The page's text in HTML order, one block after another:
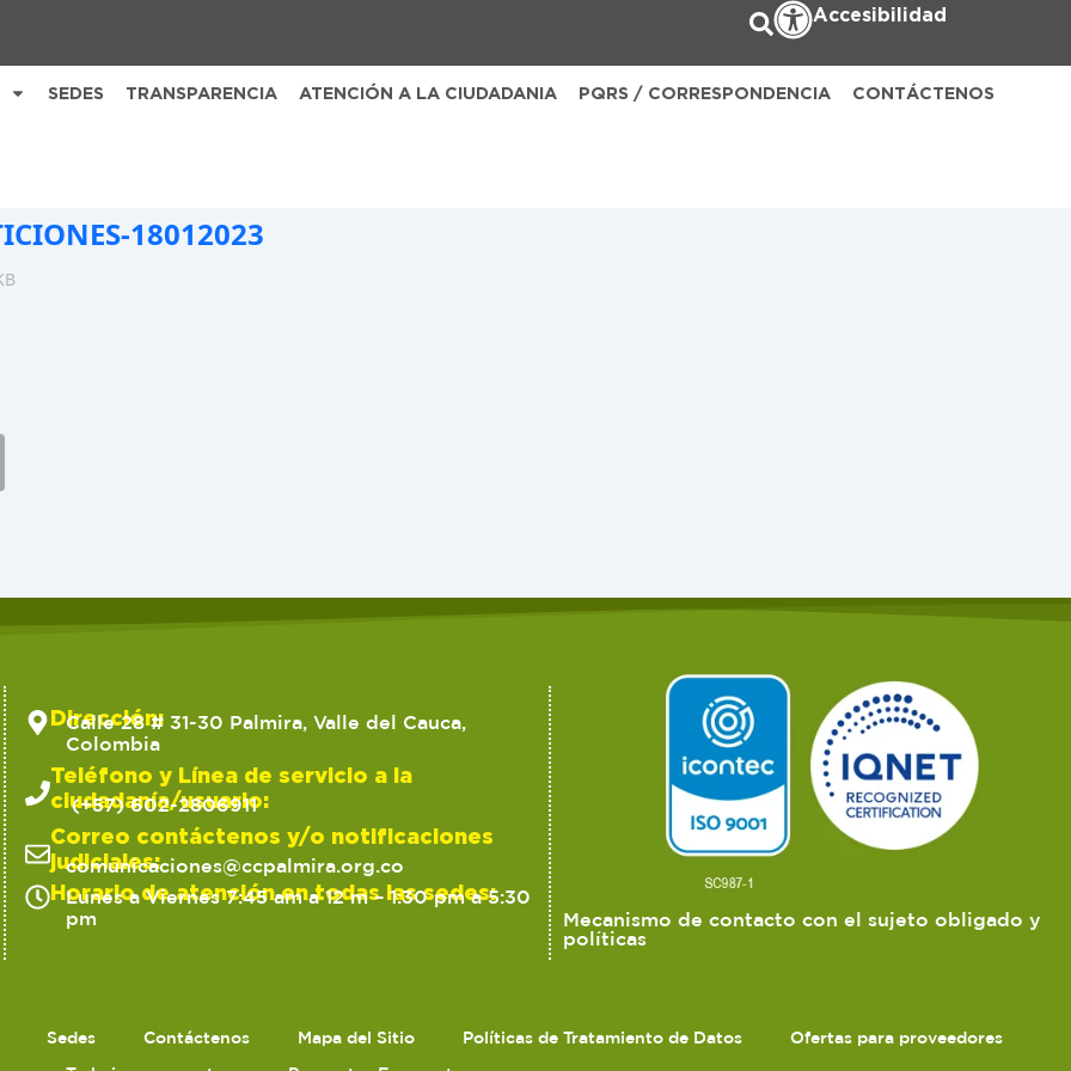
Accesibilidad
SEDES TRANSPARENCIA ATENCIÓN A LA CIUDADANIA PQRS / CORRESPONDENCIA CONTÁCTENOS
18012023
Dirección:
Calle 28 # 31-30 Palmira, Valle del Cauca,
Colombia
Teléfono y Línea de servicio a la
ciudadanía/usuario:
(+57) 602-2806911
Correo contáctenos y/o notificaciones
judiciales:
comunicaciones@ccpalmira.org.co
Horario de atención en todas las sedes:
Lunes a Viernes 7:45 am a 12 m – 1:30 pm a 5:30
pm
Mecanismo de contacto con el sujeto obligado y
políticas
Sedes Contáctenos Mapa del Sitio Políticas de Tratamiento de Datos
Ofertas para proveedores